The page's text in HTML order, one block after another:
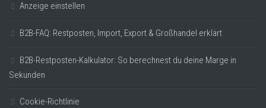
Anzeige einstellen
B2B-FAQ: Restposten, Import, Export & Großhandel erklärt
B2B-Restposten-Kalkulator: So berechnest du deine Marge in
Sekunden
Cookie-Richtlinie